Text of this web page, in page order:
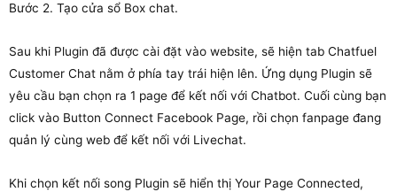
Bước 2. Tạo cửa sổ Box chat.
Sau khi Plugin đã được cài đặt vào website, sẽ hiện tab Chatfuel
Customer Chat nằm ở phía tay trái hiện lên. Ứng dụng Plugin sẽ
yêu cầu bạn chọn ra 1 page để kết nối với Chatbot. Cuối cùng bạn
click vào Button Connect Facebook Page, rồi chọn fanpage đang
quản lý cùng web để kết nối với Livechat.
Khi chọn kết nối song Plugin sẽ hiển thị Your Page Connected,